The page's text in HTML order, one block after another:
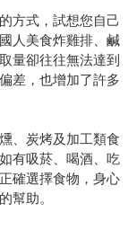
方式，試想您自己
人美食炸雞排、鹹
量卻往往無法達到
差，也增加了許多
、炭烤及加工類食
有吸菸、喝酒、吃
確選擇食物，身心
幫助。